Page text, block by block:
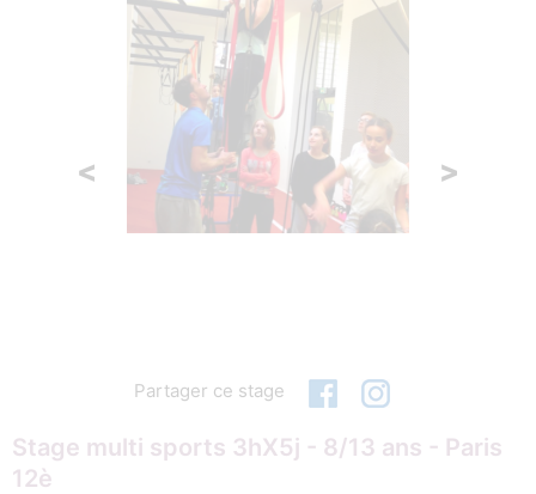
< >
Partager ce stage
Stage multi sports 3hX5j - 8/13 ans - Paris
12è